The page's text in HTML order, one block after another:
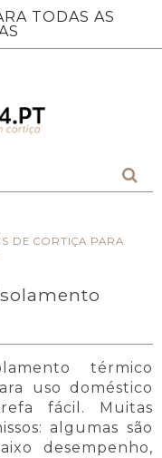
TODAS AS
DE CORTIÇA PARA
térmico
uso doméstico
fácil. Muitas
algumas são
desempenho,